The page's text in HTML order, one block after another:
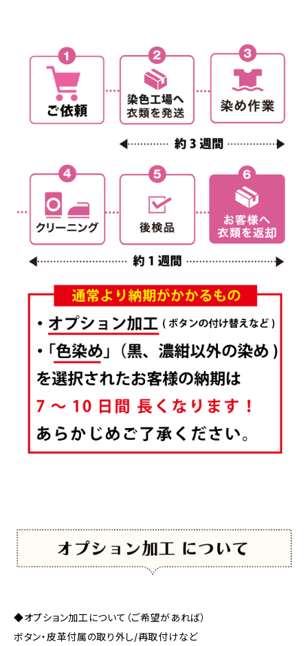
◆オプション加工について（ご希望があれば）
ボタン・皮革付属の取り外し/再取付けなど